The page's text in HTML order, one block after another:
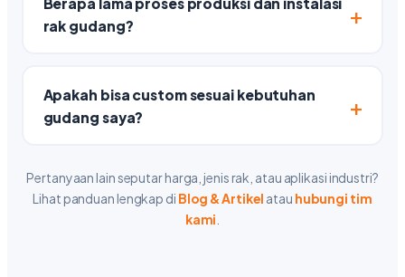
rak gudang?
Apakah bisa custom sesuai kebutuhan
gudang saya?
Pertanyaan lain seputar harga, jenis rak, atau aplikasi industri?
Lihat panduan lengkap di Blog & Artikel atau hubungi tim
kami